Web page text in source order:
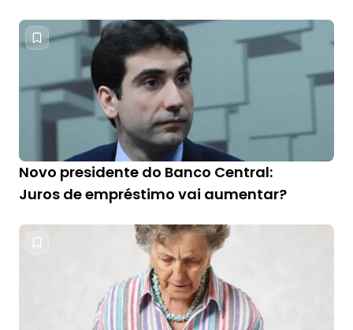
Novo presidente do Banco Central:
Juros de empréstimo vai aumentar?